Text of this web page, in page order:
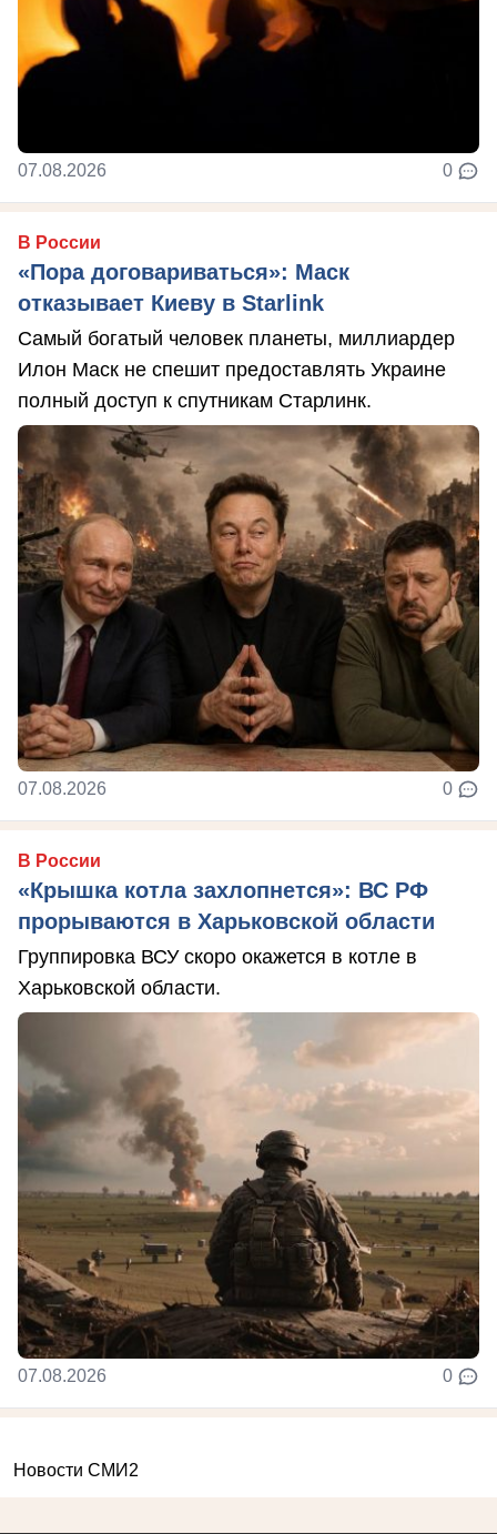
07.08.2026 0
В России
«Пора договариваться»: Маск
отказывает Киеву в Starlink
Самый богатый человек планеты, миллиардер
Илон Маск не спешит предоставлять Украине
полный доступ к спутникам Старлинк.
07.08.2026 0
В России
«Крышка котла захлопнется»: ВС РФ
прорываются в Харьковской области
Группировка ВСУ скоро окажется в котле в
Харьковской области.
07.08.2026 0
Новости СМИ2